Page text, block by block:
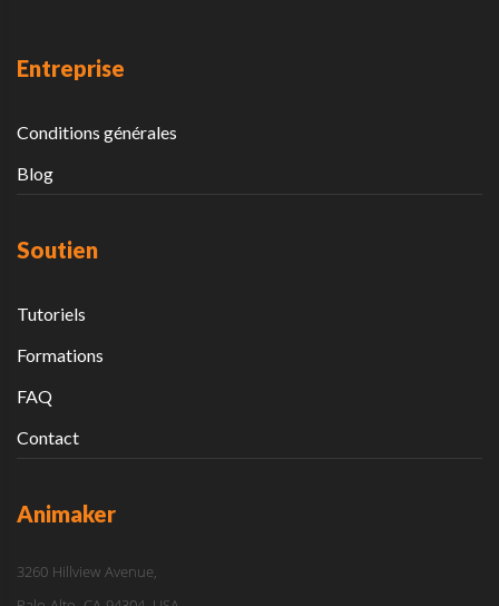
Entreprise
Conditions générales
Blog
Soutien
Tutoriels
Formations
FAQ
Contact
Animaker
3260 Hillview Avenue,